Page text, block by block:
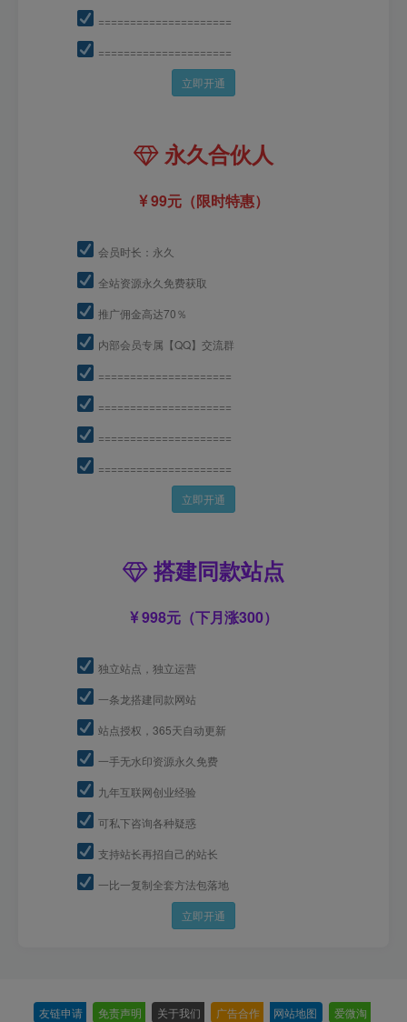
=====================
=====================
立即开通
永久合伙人
99元（限时特惠）
会员时长：永久
全站资源永久免费获取
推广佣金高达70％
内部会员专属【QQ】交流群
=====================
=====================
=====================
=====================
立即开通
搭建同款站点
998元（下月涨300）
独立站点，独立运营
一条龙搭建同款网站
站点授权，365天自动更新
一手无水印资源永久免费
九年互联网创业经验
可私下咨询各种疑惑
支持站长再招自己的站长
一比一复制全套方法包落地
立即开通
友链申请 免责声明 关于我们 广告合作 网站地图 爱微淘